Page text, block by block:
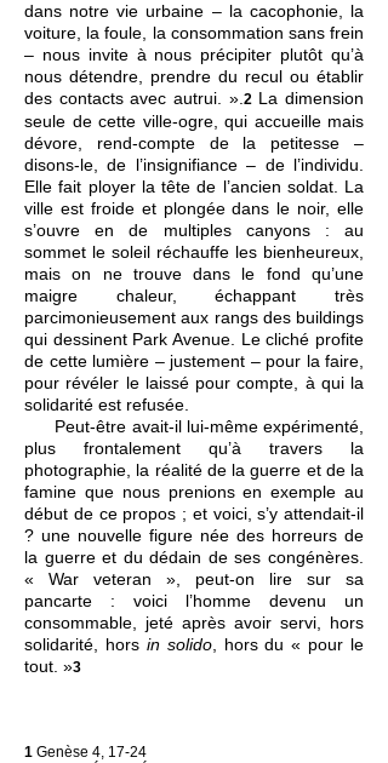
dans notre vie urbaine – la cacophonie, la
voiture , la foule, la consommation sans frein
– nous invite à nous précipiter plutôt qu’à
nous détendre, prendre du recul ou établir
des contacts avec autrui. ». 2 La dimension
seule de cette ville-ogre, qui accueille mais
dévore, rend-compte de la petitesse –
disons-le, de l’insignifiance – de l’individu.
Elle fait ployer la tête de l’ancien soldat. La
ville est froide et plongée dans le noir, elle
s’ouvre en de multiples canyons : au
sommet le soleil réchauffe les bienheureux,
mais on ne trouve dans le fond qu’une
maigre chaleur, échappant très
parcimonieusement aux rangs des buildings
qui dessinent Park Avenue. Le cliché profite
de cette lumière – justement – pour la faire,
pour révéler le laissé pour compte, à qui la
solidarité est refusée.
Peut-être avait-il lui-même expérimenté,
plus frontalement qu’à travers la
photographie, la réalité de la guerre et de la
famine que nous prenions en exemple au
début de ce propos ; et voici, s’y attendait-il
? une nouvelle figure née des horreurs de
la guerre et du dédain de ses congénères.
« War veteran », peut-on lire sur sa
pancarte : voici l’homme devenu un
consommable, jeté après avoir servi, hors
solidarité, hors in solido, hors du « pour le
tout. »3
1 Genèse 4, 17-24